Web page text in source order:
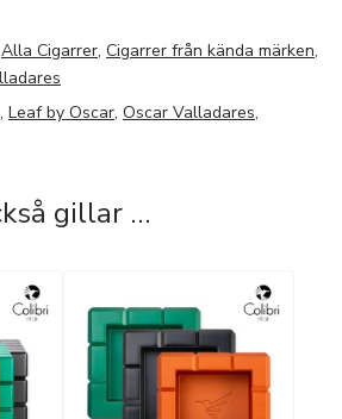
Alla Cigarrer, Cigarrer från kända märken,
, Leaf by Oscar, Oscar Valladares,
gillar …